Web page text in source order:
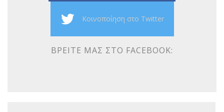
Κοινοποίηση στο Twitter
ΒΡΕΊΤΕ ΜΑΣ ΣΤΟ FACEBOOK: